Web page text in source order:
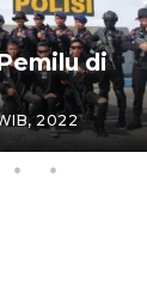
di
2022